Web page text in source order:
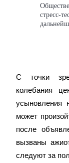
BTC Welcome
стресс-
С точки
колебания
усыновления
может
после
вызваны
следуют за